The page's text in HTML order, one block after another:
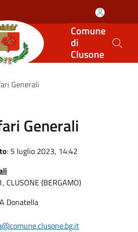
Comune
di
Clusone
Generali
Generali
: 5 luglio 2023, 14:42
CLUSONE (BERGAMO)
Donatella